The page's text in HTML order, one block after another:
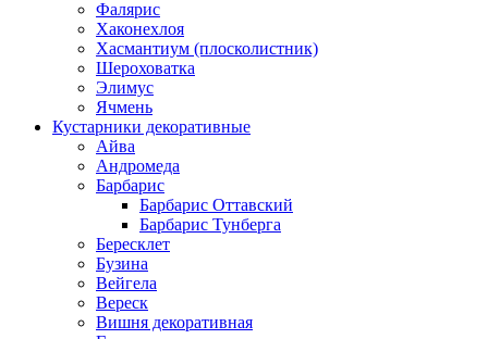
Фалярис
Хаконехлоя
Хасмантиум (плосколистник)
Шероховатка
Элимус
Ячмень
Кустарники декоративные
Айва
Андромеда
Барбарис
Барбарис Оттавский
Барбарис Тунберга
Бересклет
Бузина
Вейгела
Вереск
Вишня декоративная